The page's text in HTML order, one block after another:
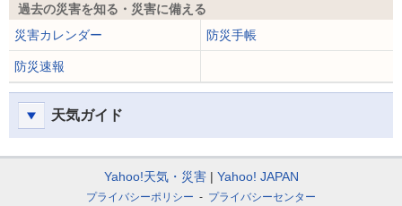
過去の災害を知る・災害に備える
災害カレンダー
防災手帳
防災速報
天気ガイド
Yahoo!天気・災害 Yahoo! JAPAN
プライバシーポリシー プライバシーセンター